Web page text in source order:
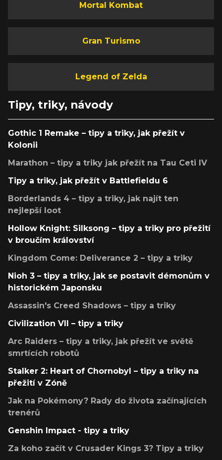
Mortal Kombat
Gran Turismo
Legend of Zelda
Tipy, triky, návody
Gothic 1 Remake – tipy a triky, jak přežít v
Kolonii
Marathon – tipy a triky jak přežít na Tau Ceti IV
Tipy a triky, jak přežít v Battlefieldu 6
Borderlands 4 – tipy a triky, jak najít ten
nejlepší loot
Hollow Knight: Silksong – tipy a triky pro přežití
v broučím království
Kingdom Come: Deliverance 2 – tipy a triky
Nioh 3 – tipy a triky, jak se postavit démonům v
historickém Japonsku
Assassin's Creed Shadows – tipy a triky
Civilization VII – tipy a triky
Arc Raiders – tipy a triky, jak přežít ve světě
smrtících robotů
Stalker 2: Heart of Chornobyl – tipy a triky na
přežití v Zóně
Jak na Pokémony? Rady do života začínajících
trenérů
Genshin Impact - tipy a triky
Za koho začít v Crusader Kings 3? Tipy a triky